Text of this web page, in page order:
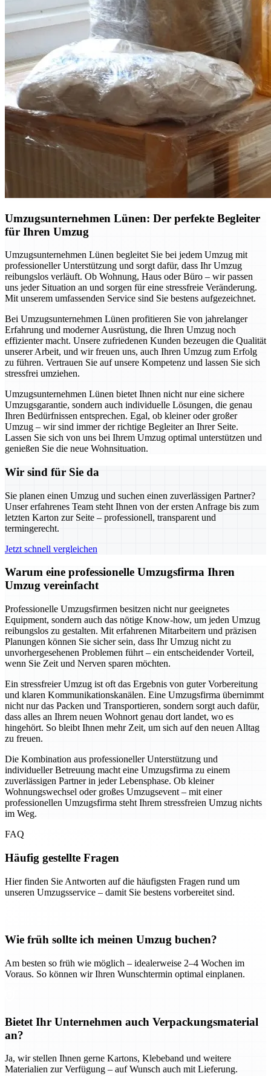
Umzugsunternehmen Lünen: Der perfekte Begleiter
für Ihren Umzug
Umzugsunternehmen Lünen begleitet Sie bei jedem Umzug mit
professioneller Unterstützung und sorgt dafür, dass Ihr Umzug
reibungslos verläuft. Ob Wohnung, Haus oder Büro – wir passen
uns jeder Situation an und sorgen für eine stressfreie Veränderung.
Mit unserem umfassenden Service sind Sie bestens aufgezeichnet.
Bei Umzugsunternehmen Lünen profitieren Sie von jahrelanger
Erfahrung und moderner Ausrüstung, die Ihren Umzug noch
effizienter macht. Unsere zufriedenen Kunden bezeugen die Qualität
unserer Arbeit, und wir freuen uns, auch Ihren Umzug zum Erfolg
zu führen. Vertrauen Sie auf unsere Kompetenz und lassen Sie sich
stressfrei umziehen.
Umzugsunternehmen Lünen bietet Ihnen nicht nur eine sichere
Umzugsgarantie, sondern auch individuelle Lösungen, die genau
Ihren Bedürfnissen entsprechen. Egal, ob kleiner oder großer
Umzug – wir sind immer der richtige Begleiter an Ihrer Seite.
Lassen Sie sich von uns bei Ihrem Umzug optimal unterstützen und
genießen Sie die neue Wohnsituation.
Wir sind für Sie da
Sie planen einen Umzug und suchen einen zuverlässigen Partner?
Unser erfahrenes Team steht Ihnen von der ersten Anfrage bis zum
letzten Karton zur Seite – professionell, transparent und
termingerecht.
Jetzt schnell vergleichen
Warum eine professionelle Umzugsfirma Ihren
Umzug vereinfacht
Professionelle Umzugsfirmen besitzen nicht nur geeignetes
Equipment, sondern auch das nötige Know-how, um jeden Umzug
reibungslos zu gestalten. Mit erfahrenen Mitarbeitern und präzisen
Planungen können Sie sicher sein, dass Ihr Umzug nicht zu
unvorhergesehenen Problemen führt – ein entscheidender Vorteil,
wenn Sie Zeit und Nerven sparen möchten.
Ein stressfreier Umzug ist oft das Ergebnis von guter Vorbereitung
und klaren Kommunikationskanälen. Eine Umzugsfirma übernimmt
nicht nur das Packen und Transportieren, sondern sorgt auch dafür,
dass alles an Ihrem neuen Wohnort genau dort landet, wo es
hingehört. So bleibt Ihnen mehr Zeit, um sich auf den neuen Alltag
zu freuen.
Die Kombination aus professioneller Unterstützung und
individueller Betreuung macht eine Umzugsfirma zu einem
zuverlässigen Partner in jeder Lebensphase. Ob kleiner
Wohnungswechsel oder großes Umzugsevent – mit einer
professionellen Umzugsfirma steht Ihrem stressfreien Umzug nichts
im Weg.
FAQ
Häufig gestellte Fragen
Hier finden Sie Antworten auf die häufigsten Fragen rund um
unseren Umzugsservice – damit Sie bestens vorbereitet sind.
Wie früh sollte ich meinen Umzug buchen?
Am besten so früh wie möglich – idealerweise 2–4 Wochen im
Voraus. So können wir Ihren Wunschtermin optimal einplanen.
Bietet Ihr Unternehmen auch Verpackungsmaterial
an?
Ja, wir stellen Ihnen gerne Kartons, Klebeband und weitere
Materialien zur Verfügung – auf Wunsch auch mit Lieferung.